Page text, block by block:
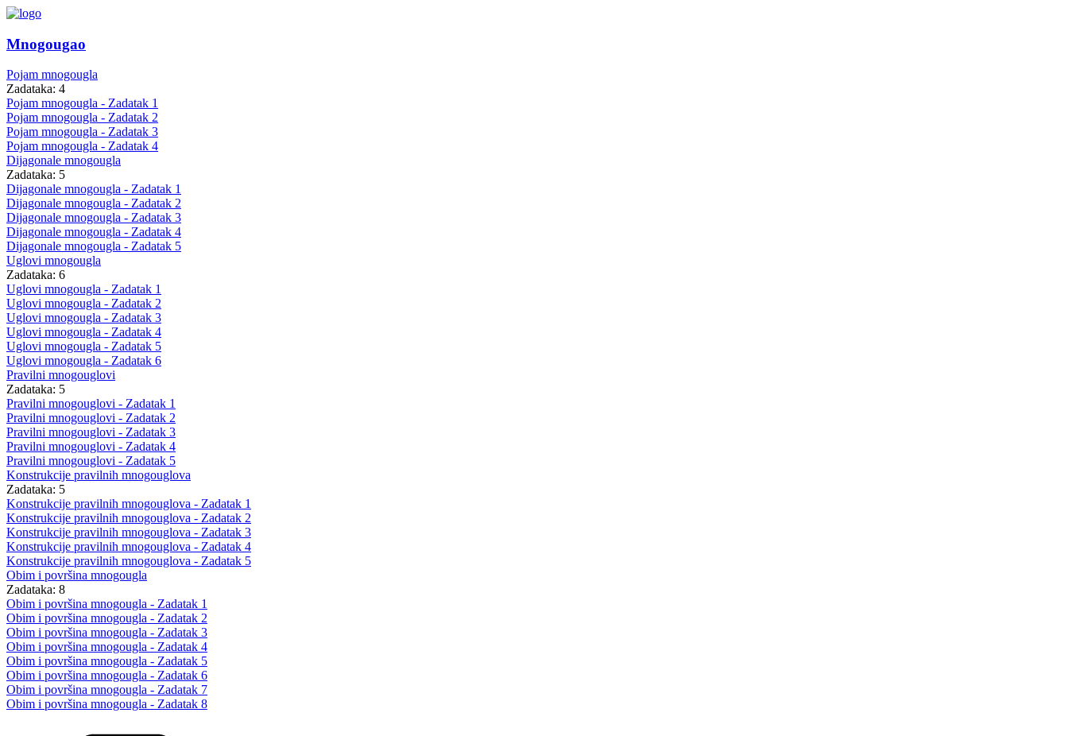
Mnogougao
Pojam mnogougla
Zadataka: 4
Pojam mnogougla - Zadatak 1
Pojam mnogougla - Zadatak 2
Pojam mnogougla - Zadatak 3
Pojam mnogougla - Zadatak 4
Dijagonale mnogougla
Zadataka: 5
Dijagonale mnogougla - Zadatak 1
Dijagonale mnogougla - Zadatak 2
Dijagonale mnogougla - Zadatak 3
Dijagonale mnogougla - Zadatak 4
Dijagonale mnogougla - Zadatak 5
Uglovi mnogougla
Zadataka: 6
Uglovi mnogougla - Zadatak 1
Uglovi mnogougla - Zadatak 2
Uglovi mnogougla - Zadatak 3
Uglovi mnogougla - Zadatak 4
Uglovi mnogougla - Zadatak 5
Uglovi mnogougla - Zadatak 6
Pravilni mnogouglovi
Zadataka: 5
Pravilni mnogouglovi - Zadatak 1
Pravilni mnogouglovi - Zadatak 2
Pravilni mnogouglovi - Zadatak 3
Pravilni mnogouglovi - Zadatak 4
Pravilni mnogouglovi - Zadatak 5
Konstrukcije pravilnih mnogouglova
Zadataka: 5
Konstrukcije pravilnih mnogouglova - Zadatak 1
Konstrukcije pravilnih mnogouglova - Zadatak 2
Konstrukcije pravilnih mnogouglova - Zadatak 3
Konstrukcije pravilnih mnogouglova - Zadatak 4
Konstrukcije pravilnih mnogouglova - Zadatak 5
Obim i površina mnogougla
Zadataka: 8
Obim i površina mnogougla - Zadatak 1
Obim i površina mnogougla - Zadatak 2
Obim i površina mnogougla - Zadatak 3
Obim i površina mnogougla - Zadatak 4
Obim i površina mnogougla - Zadatak 5
Obim i površina mnogougla - Zadatak 6
Obim i površina mnogougla - Zadatak 7
Obim i površina mnogougla - Zadatak 8